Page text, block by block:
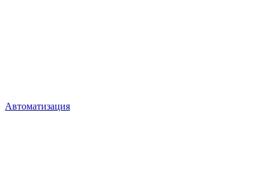
Автоматизация